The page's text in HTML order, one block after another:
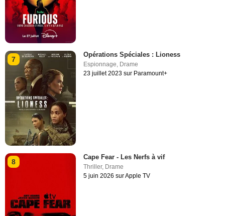
7
Opérations Spéciales : Lioness
Espionnage, Drame
23 juillet 2023 sur Paramount+
8
Cape Fear - Les Nerfs à vif
Thriller, Drame
5 juin 2026 sur Apple TV